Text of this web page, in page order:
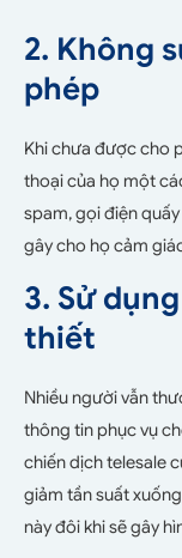
2. Không
phép
Khi chưa được cho
thoại của họ một
spam, gọi điện
gây cho họ cảm
3. Sử
thiết
Nhiều người vẫn
thông tin phục vụ
chiến dịch telesale
giảm tần suất
này đôi khi sẽ gây